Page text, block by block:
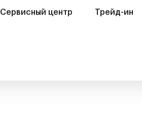
Сервисный центр Трейд-ин